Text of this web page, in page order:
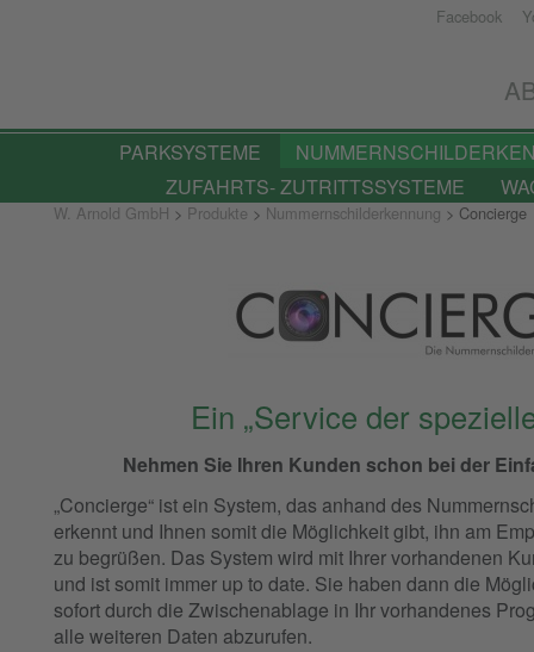
Elektronische
Bauelemente
Facebook
PARKSYSTEME
ZUFAHRTS- ZUTRITTSSYSTEME
W. Arnold GmbH > Produkte > Nummernschilderkennung > Concierge
Ein „Service der
Nehmen Sie Ihren Kunden schon bei der
„Concierge“ ist ein System, das anhand des
erkennt und Ihnen somit die Möglichkeit gibt, ihn am
zu begrüßen. Das System wird mit Ihrer vorhandenen
und ist somit immer up to date. Sie haben dann die
sofort durch die Zwischenablage in Ihr vorhandenes
alle weiteren Daten abzurufen.